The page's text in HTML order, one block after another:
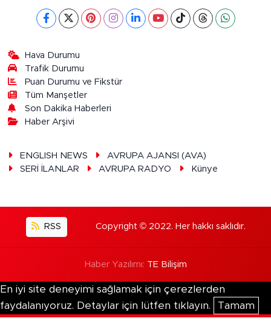
Hava Durumu
Trafik Durumu
Puan Durumu ve Fikstür
Tüm Manşetler
Son Dakika Haberleri
Haber Arşivi
ENGLISH NEWS
AVRUPA AJANSI (AVA)
SERİ İLANLAR
AVRUPA RADYO Künye
RSS Copyright © 2022. Her hakkı saklıdır.
Haber Yazılımı: TE Bilişim
En iyi site deneyimi sağlamak için çerezlerden
faydalanıyoruz. Detaylar için lütfen tıklayın.
Tamam